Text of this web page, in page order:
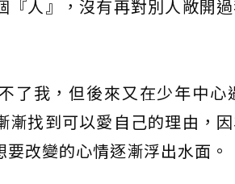
『人』，沒有再對別人敞開
了我，但後來又在少年中
漸找到可以愛自己的理由，
改變的心情逐漸浮出水面。